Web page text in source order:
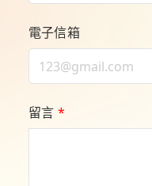
電子信箱
留言 *